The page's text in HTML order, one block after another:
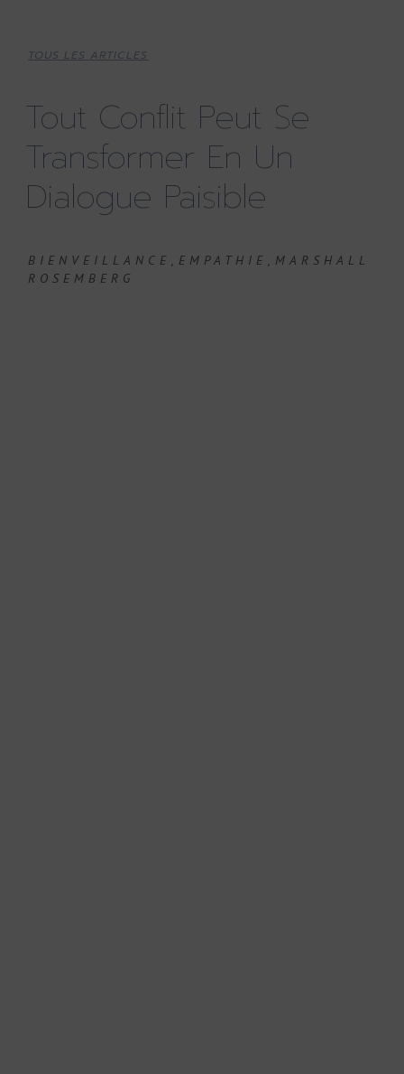
TOUS LES ARTICLES
Tout Conflit Peut Se
Transformer En Un
Dialogue Paisible
BIENVEILLANCE , EMPATHIE , MARSHALL
ROSEMBERG